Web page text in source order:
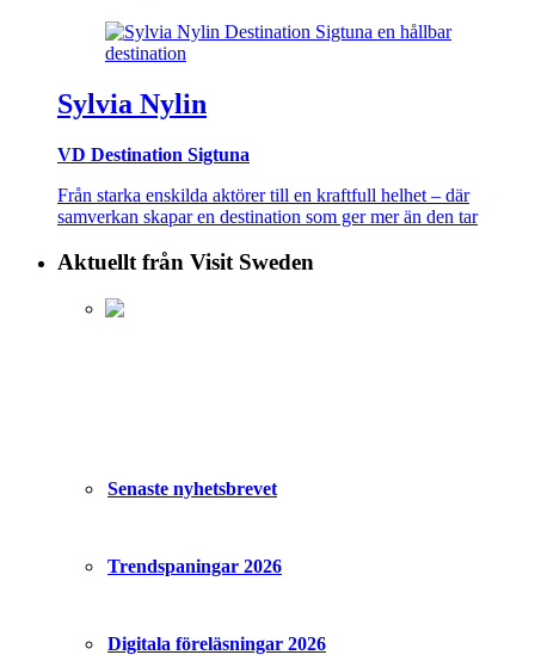
Sylvia Nylin
VD Destination Sigtuna
Från starka enskilda aktörer till en kraftfull helhet – där
samverkan skapar en destination som ger mer än den tar
Aktuellt från Visit Sweden
Senaste nyhetsbrevet
Trendspaningar 2026
Digitala föreläsningar 2026